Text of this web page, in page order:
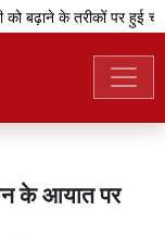
बढ़ाने के तरीकों पर हुई चर्चा
के आयात पर